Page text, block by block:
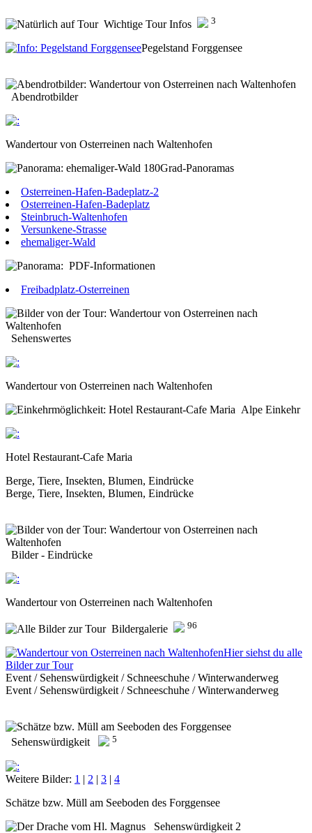
Wichtige Tour Infos 3
Pegelstand Forggensee
Abendrotbilder
Wandertour von Osterreinen nach Waltenhofen
180Grad-Panoramas
Osterreinen-Hafen-Badeplatz-2
Osterreinen-Hafen-Badeplatz
Steinbruch-Waltenhofen
Versunkene-Strasse
ehemaliger-Wald
PDF-Informationen
Freibadplatz-Osterreinen
Sehenswertes
Wandertour von Osterreinen nach Waltenhofen
Alpe Einkehr
Hotel Restaurant-Cafe Maria
Berge, Tiere, Insekten, Blumen, Eindrücke
Berge, Tiere, Insekten, Blumen, Eindrücke
Bilder - Eindrücke
Wandertour von Osterreinen nach Waltenhofen
Bildergalerie 96
Hier siehst du alle
Bilder zur Tour
Event / Sehenswürdigkeit / Schneeschuhe / Winterwanderweg
Event / Sehenswürdigkeit / Schneeschuhe / Winterwanderweg
Sehenswürdigkeit 5
Weitere Bilder: 1 | 2 | 3 | 4
Schätze bzw. Müll am Seeboden des Forggensee
Sehenswürdigkeit 2